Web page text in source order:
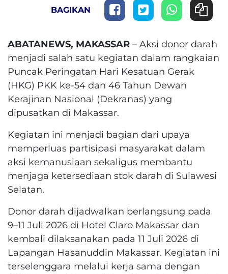
BAGIKAN
ABATANEWS, MAKASSAR – Aksi donor darah
menjadi salah satu kegiatan dalam rangkaian
Puncak Peringatan Hari Kesatuan Gerak
(HKG) PKK ke-54 dan 46 Tahun Dewan
Kerajinan Nasional (Dekranas) yang
dipusatkan di Makassar.
Kegiatan ini menjadi bagian dari upaya
memperluas partisipasi masyarakat dalam
aksi kemanusiaan sekaligus membantu
menjaga ketersediaan stok darah di Sulawesi
Selatan.
Donor darah dijadwalkan berlangsung pada
9–11 Juli 2026 di Hotel Claro Makassar dan
kembali dilaksanakan pada 11 Juli 2026 di
Lapangan Hasanuddin Makassar. Kegiatan ini
terselenggara melalui kerja sama dengan